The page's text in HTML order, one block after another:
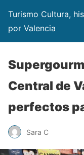
Turismo Cultura,
por Valencia
Central de
perfectos
Sara C